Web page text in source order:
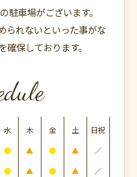
駐車場がございます。
られないといった事がな
確保しております。
水 木 金 土
日祝
● ▲ ● ▲
／
● ▲ ● ▲ ／